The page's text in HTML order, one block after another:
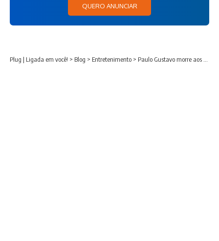
QUERO ANUNCIAR
Plug | Ligada em você! > Blog > Entretenimento > Paulo Gustavo morre aos 42 anos após mais de 40 dias intubado com covid-19.